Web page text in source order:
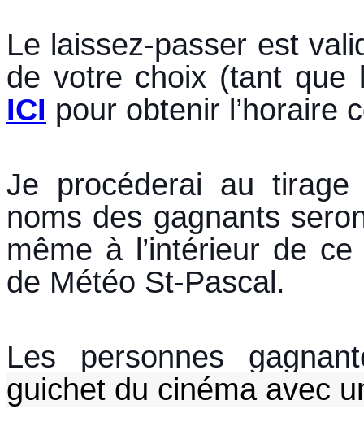
Le laissez-passer est
de votre choix (tant que
ICI pour obtenir l’horaire
Je procéderai au
noms des gagnants
même à l’intérieur de
de Météo St-Pascal.
Les personnes
guichet du cinéma avec